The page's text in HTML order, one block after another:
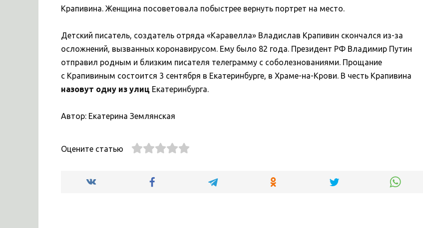
Крапивина. Женщина посоветовала побыстрее вернуть портрет на место.
Детский писатель, создатель отряда «Каравелла» Владислав Крапивин скончался из-за
осложнений, вызванных коронавирусом. Ему было 82 года. Президент РФ Владимир Путин
отправил родным и близким писателя телеграмму с соболезнованиями. Прощание
с Крапивиным состоится 3 сентября в Екатеринбурге, в Храме-на-Крови. В честь Крапивина
назовут одну из улиц Екатеринбурга.
Автор: Екатерина Землянская
Оцените статью